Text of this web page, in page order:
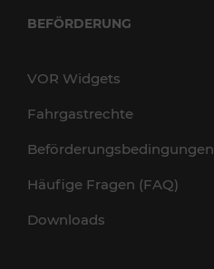
BEFÖRDERUNG
VOR Widgets
Fahrgastrechte
Beförderungsbedingungen
Häufige Fragen (FAQ)
Downloads